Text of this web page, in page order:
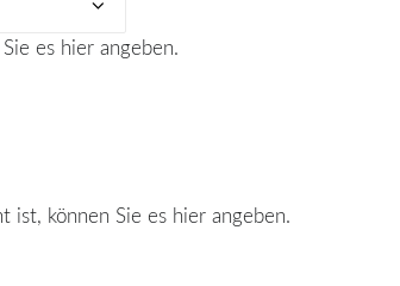
es hier angeben.
können Sie es hier angeben.